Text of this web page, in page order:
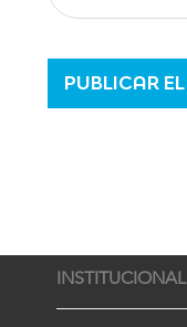
INSTITUCIONAL